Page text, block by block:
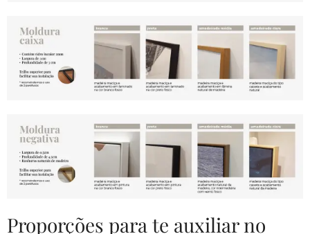
Proporções para te auxiliar no